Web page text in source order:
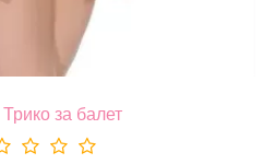
за балет